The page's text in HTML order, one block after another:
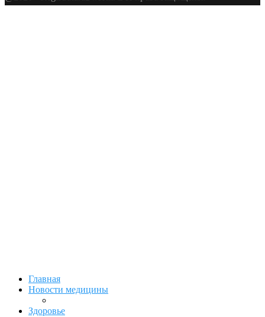
Главная
Новости медицины
Здоровье